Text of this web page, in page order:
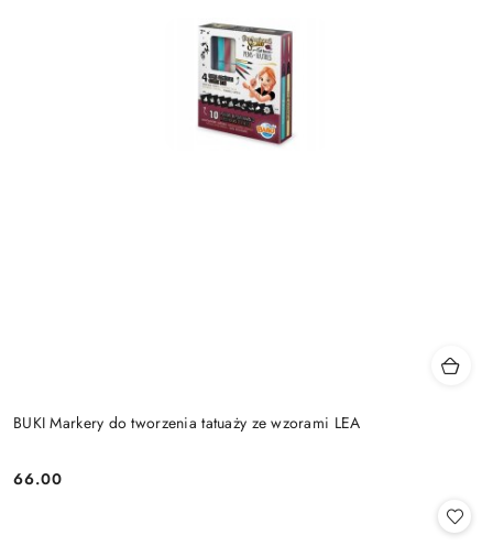
BUKI Markery do tworzenia tatuaży ze wzorami LEA
Cena:
66.00